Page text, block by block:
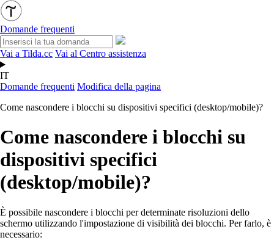
Domande frequenti
Vai a Tilda.cc Vai al Centro assistenza
IT
Domande frequenti Modifica della pagina
Come nascondere i blocchi su dispositivi specifici (desktop/mobile)?
Come nascondere i blocchi su
dispositivi specifici
(desktop/mobile)?
È possibile nascondere i blocchi per determinate risoluzioni dello
schermo utilizzando l'impostazione di visibilità dei blocchi. Per farlo, è
necessario: